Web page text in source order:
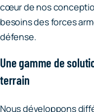
cœur de nos
besoins des forces
défense.
Une gamme de
terrain
Nous développons